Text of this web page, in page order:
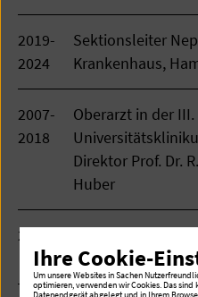
2019-
2024
Sektionsleiter
Krankenhaus,
2007-
2018
Oberarzt in der
Direktor Prof. Dr.
Huber
2007
Nephrologie
Ihre Cookie-
Um unsere Websites in Sachen
optimieren, verwenden wir Cookies. Das
Datenendgerät abgelegt und in Ihrem